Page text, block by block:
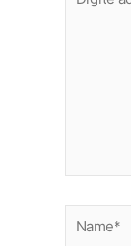
aqui...